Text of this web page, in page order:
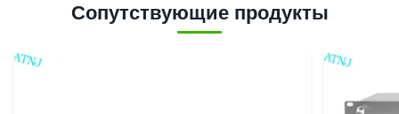
Сопутствующие продукты